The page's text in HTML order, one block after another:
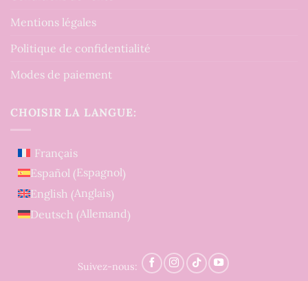
Mentions légales
Politique de confidentialité
Modes de paiement
CHOISIR LA LANGUE:
Français
Español (Espagnol)
English (Anglais)
Deutsch (Allemand)
Suivez-nous: